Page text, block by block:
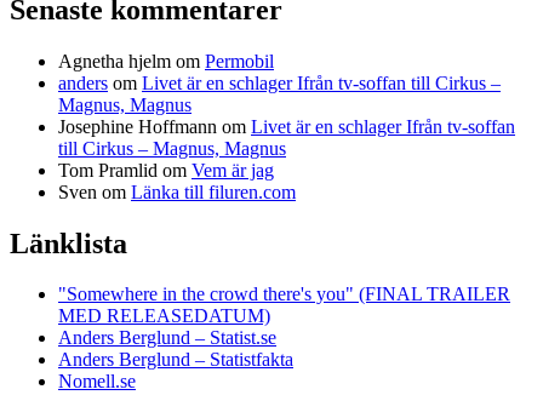
Senaste kommentarer
Agnetha hjelm om Permobil
anders om Livet är en schlager Ifrån tv-soffan till Cirkus –
Magnus, Magnus
Josephine Hoffmann om Livet är en schlager Ifrån tv-soffan
till Cirkus – Magnus, Magnus
Tom Pramlid om Vem är jag
Sven om Länka till filuren.com
Länklista
"Somewhere in the crowd there's you" (FINAL TRAILER
MED RELEASEDATUM)
Anders Berglund – Statist.se
Anders Berglund – Statistfakta
Nomell.se